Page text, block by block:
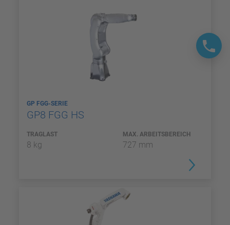
GP FGG-SERIE
GP8 FGG HS
TRAGLAST
8 kg
MAX. ARBEITSBEREICH
727 mm